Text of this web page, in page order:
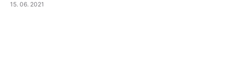
15. 06. 2021